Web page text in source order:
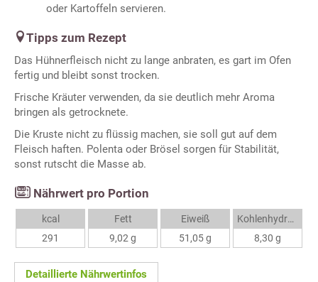
oder Kartoffeln servieren.
Tipps zum Rezept
Das Hühnerfleisch nicht zu lange anbraten, es gart im Ofen
fertig und bleibt sonst trocken.
Frische Kräuter verwenden, da sie deutlich mehr Aroma
bringen als getrocknete.
Die Kruste nicht zu flüssig machen, sie soll gut auf dem
Fleisch haften. Polenta oder Brösel sorgen für Stabilität,
sonst rutscht die Masse ab.
Nährwert pro Portion
kcal
291
Fett
9,02 g
Eiweiß
51,05 g
Kohlenhydrate
8,30 g
Detaillierte Nährwertinfos